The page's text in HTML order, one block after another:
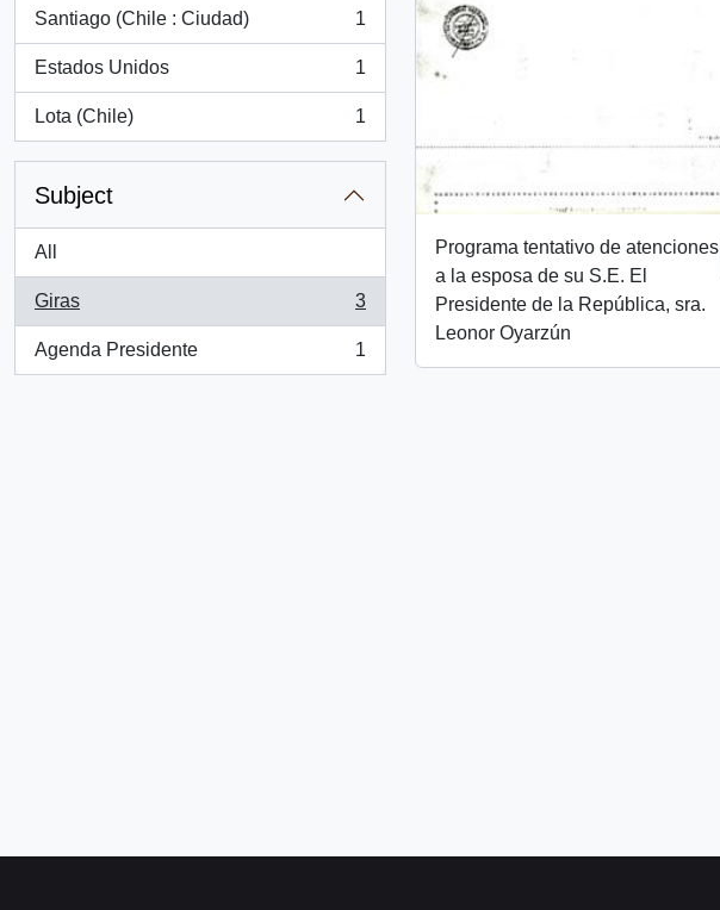
Santiago (Chile : Ciudad)
, 1 results
1
Estados Unidos
, 1 results
1
Lota (Chile)
, 1 results
1
Subject
All
Giras
, 3 results
3
Agenda Presidente
, 1 results
1
Programa tentativo de atenciones
a la esposa de su S.E. El
Presidente de la República, sra.
Leonor Oyarzún